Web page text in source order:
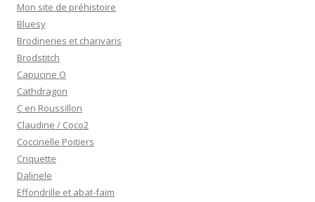
Mon site de préhistoire
Bluesy
Brodineries et charivaris
Brodstitch
Capucine O
Cathdragon
C en Roussillon
Claudine / Coco2
Coccinelle Poitiers
Criquette
Dalinele
Effondrille et abat-faim